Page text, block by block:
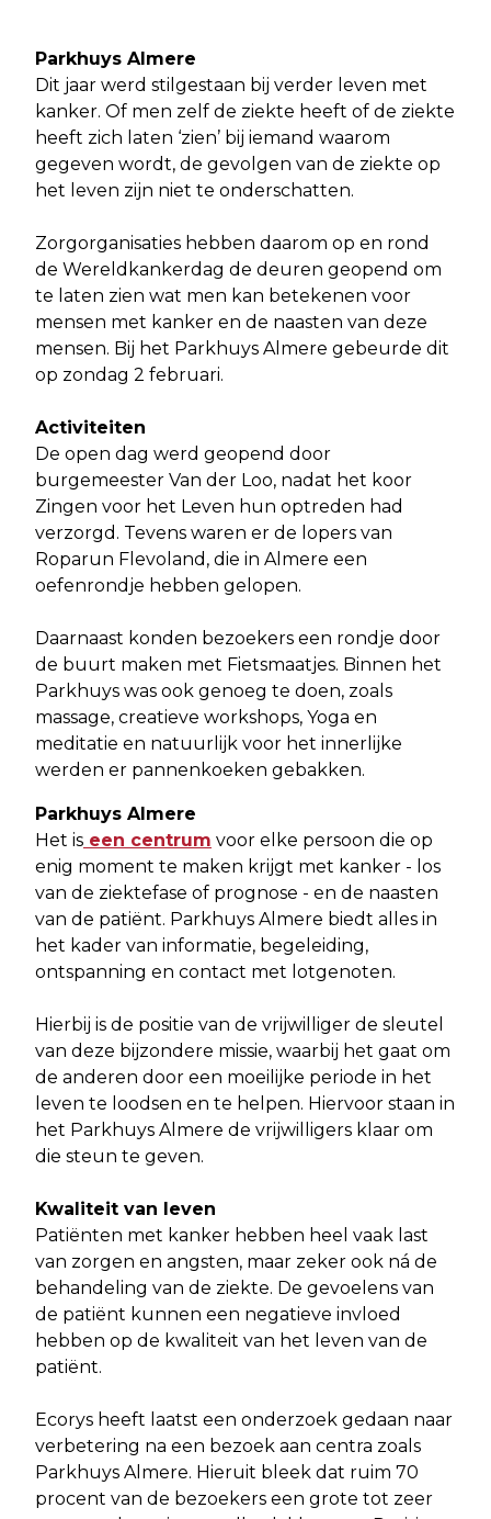
Parkhuys Almere
Dit jaar werd stilgestaan bij verder leven met
kanker. Of men zelf de ziekte heeft of de ziekte
heeft zich laten ‘zien’ bij iemand waarom
gegeven wordt, de gevolgen van de ziekte op
het leven zijn niet te onderschatten.
Zorgorganisaties hebben daarom op en rond
de Wereldkankerdag de deuren geopend om
te laten zien wat men kan betekenen voor
mensen met kanker en de naasten van deze
mensen. Bij het Parkhuys Almere gebeurde dit
op zondag 2 februari.
Activiteiten
De open dag werd geopend door
burgemeester Van der Loo, nadat het koor
Zingen voor het Leven hun optreden had
verzorgd. Tevens waren er de lopers van
Roparun Flevoland, die in Almere een
oefenrondje hebben gelopen.
Daarnaast konden bezoekers een rondje door
de buurt maken met Fietsmaatjes. Binnen het
Parkhuys was ook genoeg te doen, zoals
massage, creatieve workshops, Yoga en
meditatie en natuurlijk voor het innerlijke
werden er pannenkoeken gebakken.
Parkhuys Almere
Het is een centrum voor elke persoon die op
enig moment te maken krijgt met kanker - los
van de ziektefase of prognose - en de naasten
van de patiënt. Parkhuys Almere biedt alles in
het kader van informatie, begeleiding,
ontspanning en contact met lotgenoten.
Hierbij is de positie van de vrijwilliger de sleutel
van deze bijzondere missie, waarbij het gaat om
de anderen door een moeilijke periode in het
leven te loodsen en te helpen. Hiervoor staan in
het Parkhuys Almere de vrijwilligers klaar om
die steun te geven.
Kwaliteit van leven
Patiënten met kanker hebben heel vaak last
van zorgen en angsten, maar zeker ook ná de
behandeling van de ziekte. De gevoelens van
de patiënt kunnen een negatieve invloed
hebben op de kwaliteit van het leven van de
patiënt.
Ecorys heeft laatst een onderzoek gedaan naar
verbetering na een bezoek aan centra zoals
Parkhuys Almere. Hieruit bleek dat ruim 70
procent van de bezoekers een grote tot zeer